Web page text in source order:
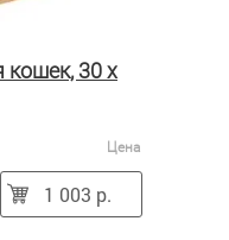
кошек, 30 х
Цена
1 003 р.